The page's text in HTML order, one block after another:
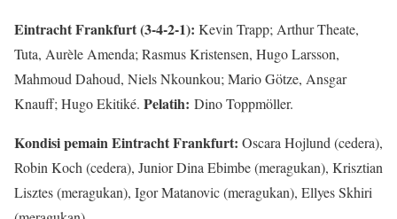
Eintracht Frankfurt (3-4-2-1): Kevin Trapp; Arthur Theate,
Tuta, Aurèle Amenda; Rasmus Kristensen, Hugo Larsson,
Mahmoud Dahoud, Niels Nkounkou; Mario Götze, Ansgar
Knauff; Hugo Ekitiké. Pelatih: Dino Toppmöller.
Kondisi pemain Eintracht Frankfurt: Oscara Hojlund (cedera),
Robin Koch (cedera), Junior Dina Ebimbe (meragukan), Krisztian
Lisztes (meragukan), Igor Matanovic (meragukan), Ellyes Skhiri